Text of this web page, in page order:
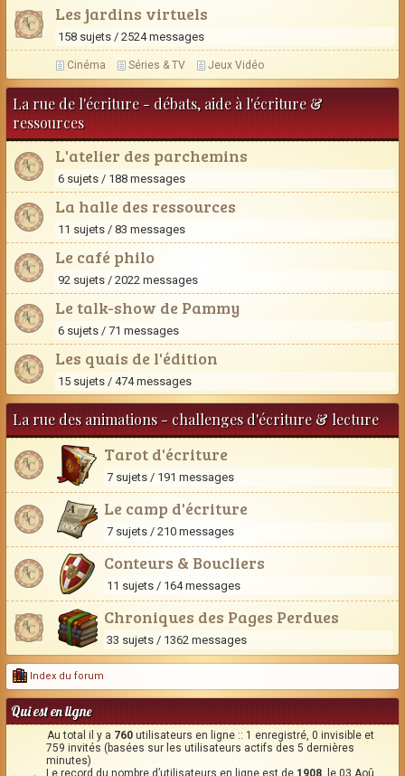
Les jardins virtuels
158 sujets / 2524 messages
Cinéma Séries & TV Jeux Vidéo
La rue de l'écriture - débats, aide à l'écriture &
ressources
L'atelier des parchemins
6 sujets / 188 messages
La halle des ressources
11 sujets / 83 messages
Le café philo
92 sujets / 2022 messages
Le talk-show de Pammy
6 sujets / 71 messages
Les quais de l'édition
15 sujets / 474 messages
La rue des animations - challenges d'écriture & lecture
Tarot d'écriture
7 sujets / 191 messages
Le camp d'écriture
7 sujets / 210 messages
Conteurs & Boucliers
11 sujets / 164 messages
Chroniques des Pages Perdues
33 sujets / 1362 messages
Index du forum
Qui est en ligne
Au total il y a 760 utilisateurs en ligne :: 1 enregistré, 0 invisible et
759 invités (basées sur les utilisateurs actifs des 5 dernières
minutes)
Le record du nombre d’utilisateurs en ligne est de 1908 , le 03 Aoû